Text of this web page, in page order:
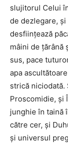
slujitorul Celui
de dezlegare,
desfiinţează
mâini de ţărână
sus, pace
apa
strică niciodată.
Proscomidie, şi
junghie în taină
către cer, şi
şi universul